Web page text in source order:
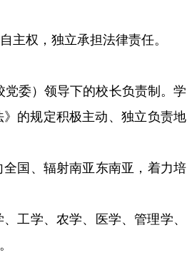
，独立承担法律责任。
委）领导下的校长负责制。学
规定积极主动、独立负责地
、辐射南亚东南亚，着力培
工学、农学、医学、管理学、